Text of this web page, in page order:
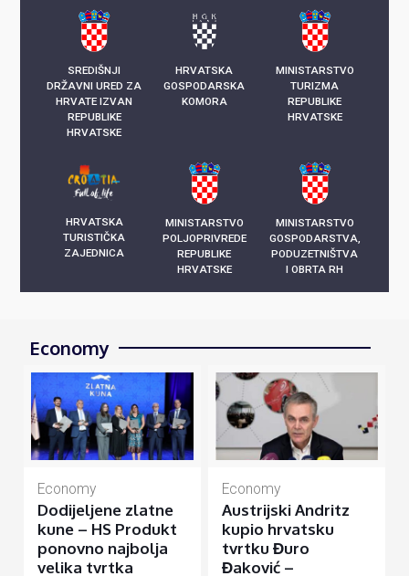
SREDIŠNJI
DRŽAVNI URED ZA
HRVATE IZVAN
REPUBLIKE
HRVATSKE
HRVATSKA
GOSPODARSKA
KOMORA
MINISTARSTVO
TURIZMA
REPUBLIKE
HRVATSKE
HRVATSKA
TURISTIČKA
ZAJEDNICA
MINISTARSTVO
POLJOPRIVREDE
REPUBLIKE
HRVATSKE
MINISTARSTVO
GOSPODARSTVA,
PODUZETNIŠTVA
I OBRTA RH
Economy
Economy
Dodijeljene zlatne
kune – HS Produkt
ponovno najbolja
velika tvrtka
Economy
Austrijski Andritz
kupio hrvatsku
tvrtku Đuro
Đaković –